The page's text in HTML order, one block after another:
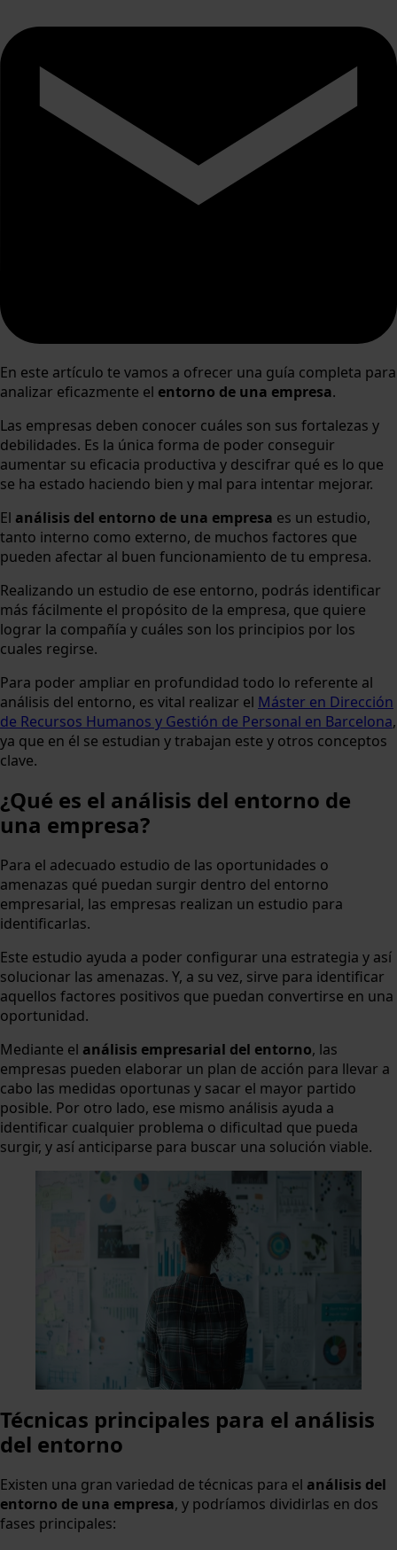
En este artículo te vamos a ofrecer una guía completa para
analizar eficazmente el entorno de una empresa.
Las empresas deben conocer cuáles son sus fortalezas y
debilidades. Es la única forma de poder conseguir
aumentar su eficacia productiva y descifrar qué es lo que
se ha estado haciendo bien y mal para intentar mejorar.
El análisis del entorno de una empresa es un estudio,
tanto interno como externo, de muchos factores que
pueden afectar al buen funcionamiento de tu empresa.
Realizando un estudio de ese entorno, podrás identificar
más fácilmente el propósito de la empresa, que quiere
lograr la compañía y cuáles son los principios por los
cuales regirse.
Para poder ampliar en profundidad todo lo referente al
análisis del entorno, es vital realizar el Máster en Dirección
de Recursos Humanos y Gestión de Personal en Barcelona,
ya que en él se estudian y trabajan este y otros conceptos
clave.
¿Qué es el análisis del entorno de
una empresa?
Para el adecuado estudio de las oportunidades o
amenazas qué puedan surgir dentro del entorno
empresarial, las empresas realizan un estudio para
identificarlas.
Este estudio ayuda a poder configurar una estrategia y así
solucionar las amenazas. Y, a su vez, sirve para identificar
aquellos factores positivos que puedan convertirse en una
oportunidad.
Mediante el análisis empresarial del entorno, las
empresas pueden elaborar un plan de acción para llevar a
cabo las medidas oportunas y sacar el mayor partido
posible. Por otro lado, ese mismo análisis ayuda a
identificar cualquier problema o dificultad que pueda
surgir, y así anticiparse para buscar una solución viable.
Técnicas principales para el análisis
del entorno
Existen una gran variedad de técnicas para el análisis del
entorno de una empresa, y podríamos dividirlas en dos
fases principales: